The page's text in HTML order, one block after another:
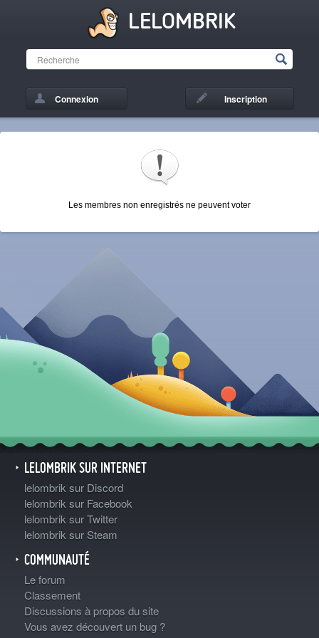
LELOMBRIK
Connexion Inscription
Les membres non enregistrés ne peuvent voter
LELOMBRIK SUR INTERNET
lelombrik sur Discord
lelombrik sur Facebook
lelombrik sur Twitter
lelombrik sur Steam
COMMUNAUTÉ
Le forum
Classement
Discussions à propos du site
Vous avez découvert un bug ?